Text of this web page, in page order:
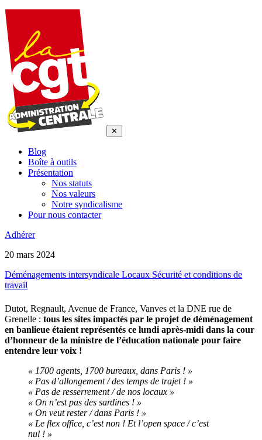
✕
Blog
Boîte à outils
Présentation
Nos statuts
Nos valeurs
Notre syndicalisme
Pour nous contacter
Adhérer
20 mars 2024
Déménagements intersyndicale Locaux Sécurité et conditions de
travail
Dutot, Regnault, Avenue de France, Vanves et la DNE rue de
Grenelle : tous les sites impactés par le projet de déménagement
en banlieue étaient représentés ce lundi après-midi dans la cour
d’honneur de la ministre de l’éducation nationale pour faire
entendre leur voix !
« 1700 agents, 1700 bureaux, dans Paris ! »
« Pas d’allongement / des temps de trajet ! »
« Pas de resserrement / de nos locaux »
« On n’est pas des sardines ! »
« On veut rester / dans Paris ! »
« Le flex office, c’est non ! Et l’open space / c’est
nul ! »